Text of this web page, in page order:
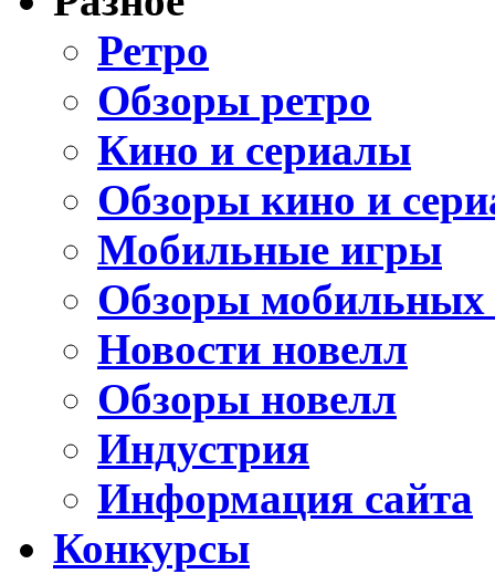
Ретро
Обзоры ретро
Кино и сериалы
Обзоры кино и
Мобильные игры
Обзоры мобильных
Новости новелл
Обзоры новелл
Индустрия
Информация сайта
Конкурсы